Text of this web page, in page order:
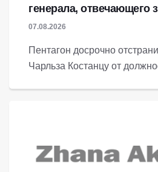
генерала, отвечающего
07.08.2026
Пентагон досрочно
Чарльза Костанцу от